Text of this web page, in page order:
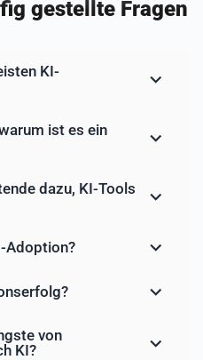
gestellte Fragen
KI-
ist es ein
dazu, KI-Tools
Adoption?
von
KI?